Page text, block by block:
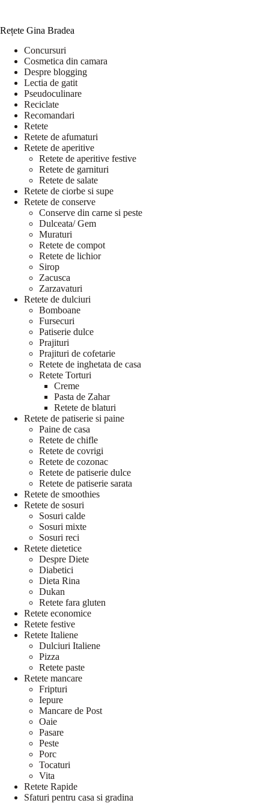
Rețete Gina Bradea
Concursuri
Cosmetica din camara
Despre blogging
Lectia de gatit
Pseudoculinare
Reciclate
Recomandari
Retete
Retete de afumaturi
Retete de aperitive
Retete de aperitive festive
Retete de garnituri
Retete de salate
Retete de ciorbe si supe
Retete de conserve
Conserve din carne si peste
Dulceata/ Gem
Muraturi
Retete de compot
Retete de lichior
Sirop
Zacusca
Zarzavaturi
Retete de dulciuri
Bomboane
Fursecuri
Patiserie dulce
Prajituri
Prajituri de cofetarie
Retete de inghetata de casa
Retete Torturi
Creme
Pasta de Zahar
Retete de blaturi
Retete de patiserie si paine
Paine de casa
Retete de chifle
Retete de covrigi
Retete de cozonac
Retete de patiserie dulce
Retete de patiserie sarata
Retete de smoothies
Retete de sosuri
Sosuri calde
Sosuri mixte
Sosuri reci
Retete dietetice
Despre Diete
Diabetici
Dieta Rina
Dukan
Retete fara gluten
Retete economice
Retete festive
Retete Italiene
Dulciuri Italiene
Pizza
Retete paste
Retete mancare
Fripturi
Iepure
Mancare de Post
Oaie
Pasare
Peste
Porc
Tocaturi
Vita
Retete Rapide
Sfaturi pentru casa si gradina